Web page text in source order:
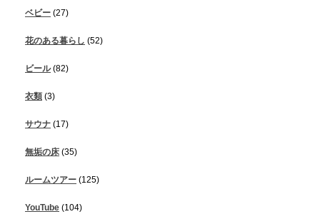
ベビー (27)
花のある暮らし (52)
ビール(82)
衣類 (3)
サウナ (17)
無垢の床 (35)
ルームツアー (125)
YouTube (104)